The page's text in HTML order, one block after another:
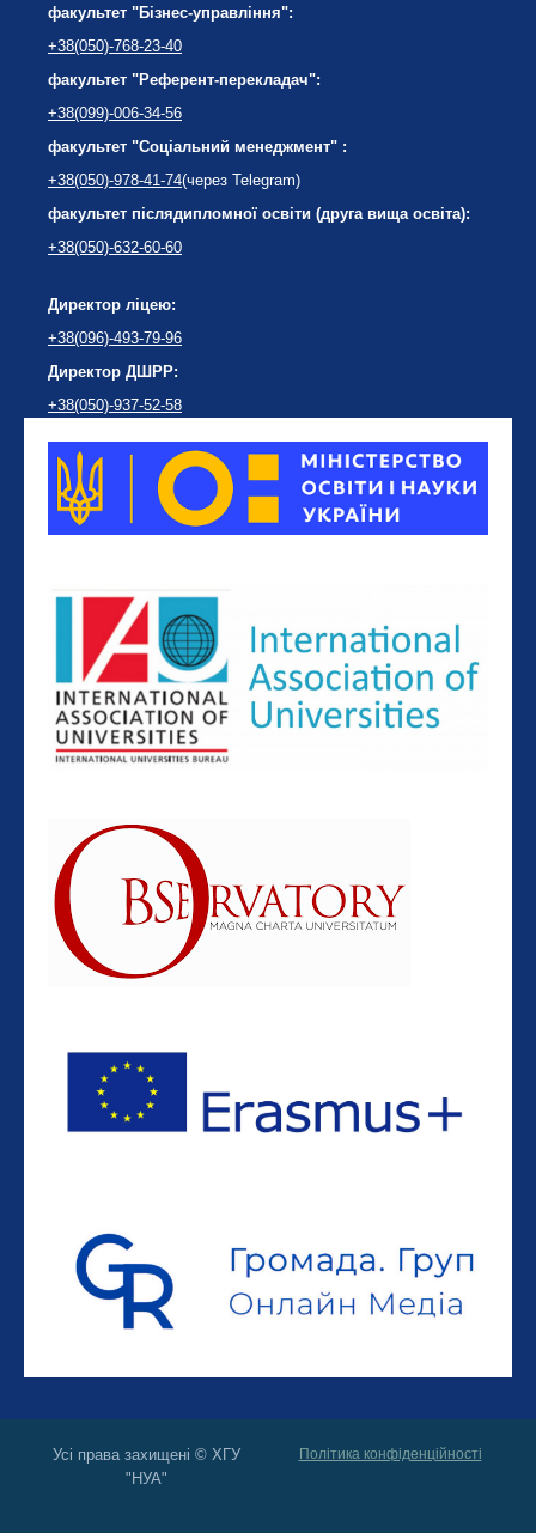
факультет "Бізнес-управління":
+38(050)-768-23-40
факультет "Референт-перекладач":
+38(099)-006-34-56
факультет "Соціальний менеджмент" :
+38(050)-978-41-74(через Telegram)
факультет післядипломної освіти (друга вища освіта):
+38(050)-632-60-60
Директор ліцею:
+38(096)-493-79-96
Директор ДШРР:
+38(050)-937-52-58
Усі права захищені © ХГУ
"НУА"
Політика конфіденційності